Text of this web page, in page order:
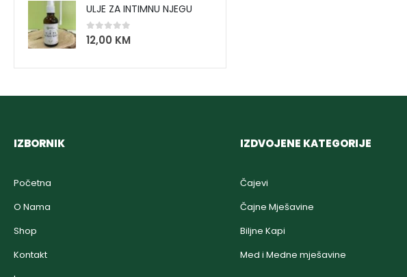
ULJE ZA INTIMNU NJEGU
0out of 5
12,00 KM
IZBORNIK
Početna
O Nama
Shop
Kontakt
IZDVOJENE KATEGORIJE
Čajevi
Čajne Mješavine
Biljne Kapi
Med i Medne mješavine